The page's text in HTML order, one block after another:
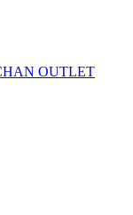
OUTLET